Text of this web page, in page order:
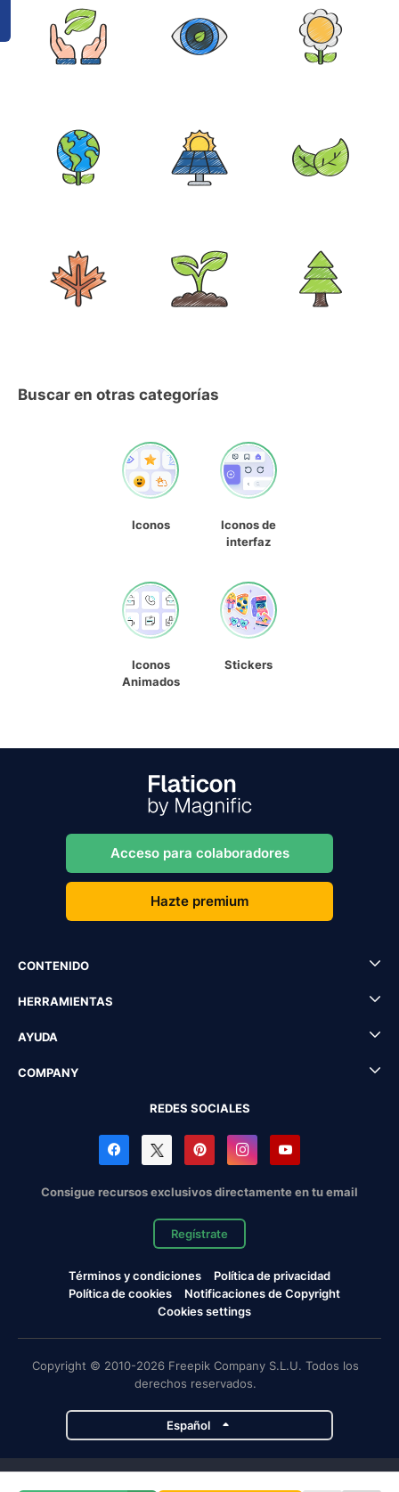
Buscar en otras categorías
Iconos
Iconos de
interfaz
Iconos
Animados
Stickers
Acceso para colaboradores
Hazte premium
CONTENIDO
HERRAMIENTAS
AYUDA
COMPANY
REDES SOCIALES
Consigue recursos exclusivos directamente en tu email
Regístrate
Términos y condiciones
Política de privacidad
Política de cookies
Notificaciones de Copyright
Cookies settings
Copyright © 2010-2026 Freepik Company S.L.U. Todos los
derechos reservados.
Español